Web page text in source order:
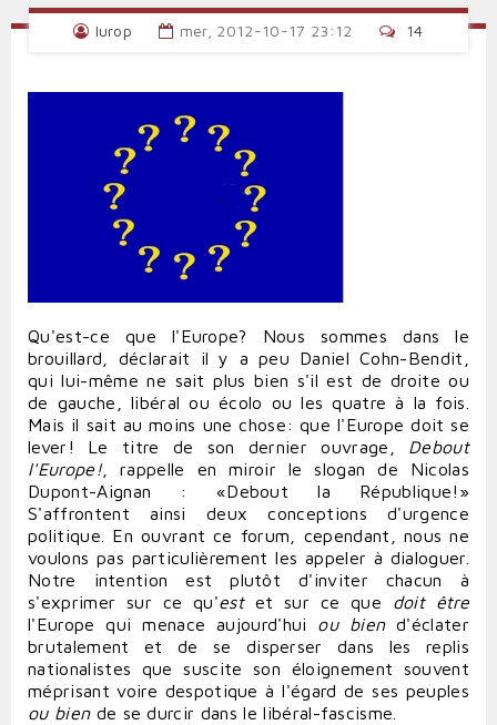
Iurop mer, 2012-10-17 23:12 14
Qu'est-ce que l'Europe? Nous sommes dans le
brouillard, déclarait il y a peu Daniel Cohn-Bendit,
qui lui-même ne sait plus bien s'il est de droite ou
de gauche, libéral ou écolo ou les quatre à la fois.
Mais il sait au moins une chose: que l'Europe doit se
lever! Le titre de son dernier ouvrage, Debout
l'Europe!, rappelle en miroir le slogan de Nicolas
Dupont-Aignan : «Debout la République!»
S'affrontent ainsi deux conceptions d'urgence
politique. En ouvrant ce forum, cependant, nous ne
voulons pas particulièrement les appeler à dialoguer.
Notre intention est plutôt d'inviter chacun à
s'exprimer sur ce qu'estet sur ce que doit être
l'Europe qui menace aujourd'hui ou biend'éclater
brutalement et de se disperser dans les replis
nationalistes que suscite son éloignement souvent
méprisant voire despotique à l'égard de ses peuples
ou biende se durcir dans le libéral-fascisme.